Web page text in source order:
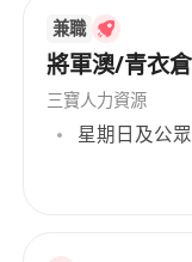
兼職
將軍澳/青衣
三寶人力資源
星期日及公